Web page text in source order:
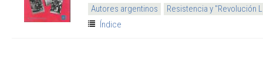
Autores argentinos
Resistencia y "Revolución
Índice